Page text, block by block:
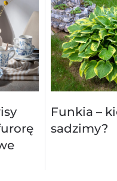
Funkia –
sadzimy?